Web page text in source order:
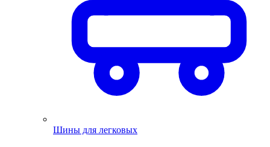
Шины для легковых